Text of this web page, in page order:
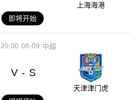
上海海港
即将开始
08-09
20:00 中超
V - S
天津津门虎